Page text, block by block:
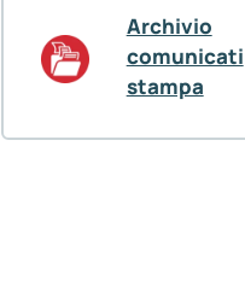
Archivio
comunicati
stampa